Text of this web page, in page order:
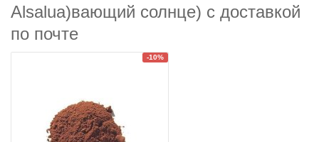
Alsalua)вающий солнце) с доставкой
по почте
-10%